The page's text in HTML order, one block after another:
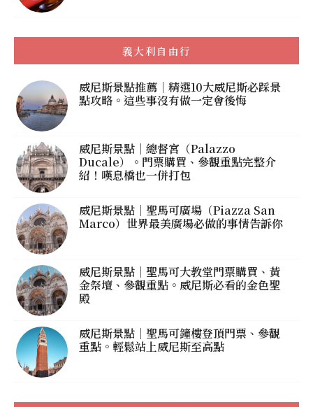
義大利自由行
威尼斯景點推薦｜精選10大威尼斯必踩景
點攻略。這些事沒有做一定會後悔
威尼斯景點｜總督宮（Palazzo
Ducale）。門票購買、參觀重點完整介
紹！嘆息橋也一併打包
威尼斯景點｜聖馬可廣場（Piazza San
Marco）世界最美廣場必做的事情告訴你
威尼斯景點｜聖馬可大教堂門票購買、黃
金祭壇、參觀重點。威尼斯必看的金色聖
殿
威尼斯景點｜聖馬可鐘樓登頂門票、參觀
重點。輕鬆站上威尼斯至高點